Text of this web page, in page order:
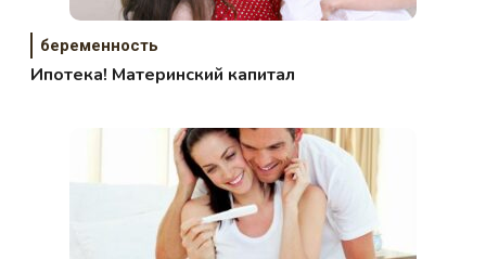
беременность
Ипотека! Материнский капитал